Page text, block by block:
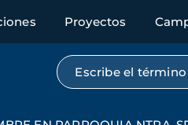
Proyectos
Búsqueda por